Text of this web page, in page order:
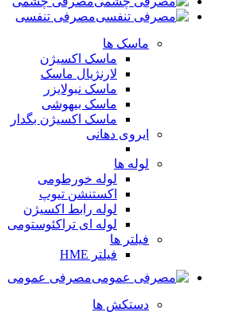
مصرفی تنفسی
ماسک ها
ماسک اکسیژن
لارنژیال ماسک
ماسک نبولایزر
ماسک بیهوشی
ماسک اکسیژن بگدار
ایروی دهانی
لوله ها
لوله خورطومی
اکستنشن تیوپ
لوله رابط اکسیژن
لوله ای تراکئوستومی
فیلتر ها
فیلتر HME
مصرفی عمومی
دستکش ها